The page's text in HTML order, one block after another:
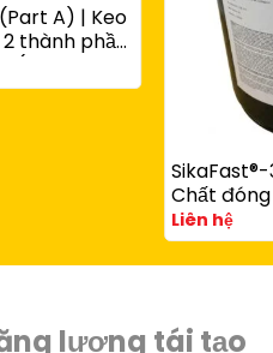
A) | Keo
thành phần
(dùng với
N Part B)
Chất
cho keo
SikaFast®
Liên hệ
lượng tái tạo